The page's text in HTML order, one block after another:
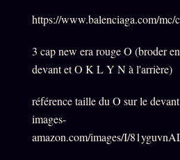
https://www.balenciaga.com/mc/
3 cap new era rouge O (broder
devant et O K L Y N à l'arrière)
référence taille du O sur le
images-
amazon.com/images/I/